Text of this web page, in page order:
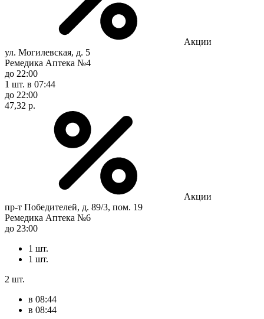
Акции
ул. Могилевская, д. 5
Ремедика Аптека №4
до 22:00
1 шт. в 07:44
до 22:00
47,32 р.
Акции
пр-т Победителей, д. 89/3, пом. 19
Ремедика Аптека №6
до 23:00
1 шт.
1 шт.
2 шт.
в 08:44
в 08:44